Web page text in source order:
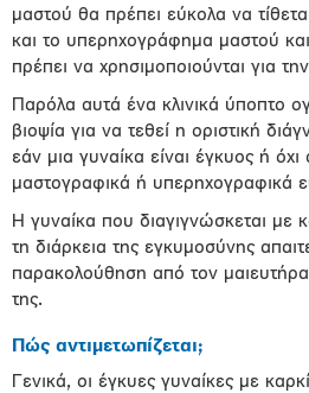
μαστού θα πρέπει εύκολα να
και το υπερηχογράφημα μαστού
πρέπει να χρησιμοποιούνται για
Παρόλα αυτά ένα κλινικά ύποπτο
βιοψία για να τεθεί η οριστική
εάν μια γυναίκα είναι έγκυος ή
μαστογραφικά ή υπερηχογραφικά
Η γυναίκα που διαγιγνώσκεται με
τη διάρκεια της εγκυμοσύνης
παρακολούθηση από τον
της.
Πώς αντιμετωπίζεται;
Γενικά, οι έγκυες γυναίκες με